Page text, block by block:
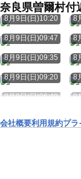
奈良県曽爾村付
8月9日(日)10:20 8
8月9日(日)09:47 8
8月9日(日)09:35 8
8月9日(日)09:20 8
8月9日(日)06:49 8
会社概要利用規約プラ